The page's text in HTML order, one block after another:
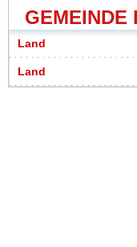
GEMEINDE
Land
Land